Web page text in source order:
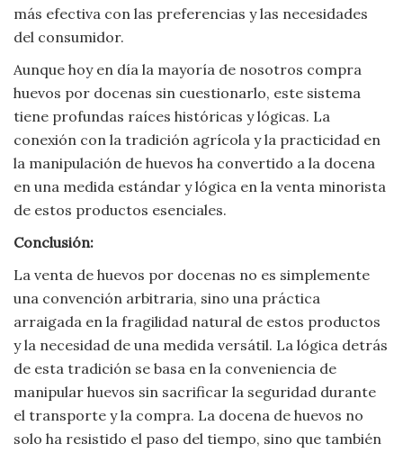
más efectiva con las preferencias y las necesidades
del consumidor.
Aunque hoy en día la mayoría de nosotros compra
huevos por docenas sin cuestionarlo, este sistema
tiene profundas raíces históricas y lógicas. La
conexión con la tradición agrícola y la practicidad en
la manipulación de huevos ha convertido a la docena
en una medida estándar y lógica en la venta minorista
de estos productos esenciales.
Conclusión:
La venta de huevos por docenas no es simplemente
una convención arbitraria, sino una práctica
arraigada en la fragilidad natural de estos productos
y la necesidad de una medida versátil. La lógica detrás
de esta tradición se basa en la conveniencia de
manipular huevos sin sacrificar la seguridad durante
el transporte y la compra. La docena de huevos no
solo ha resistido el paso del tiempo, sino que también